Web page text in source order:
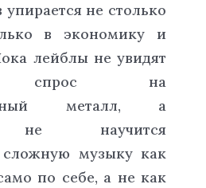
не столько
в экономику и
лейблы не увидят
спрос на
металл, а
не научится
сложную музыку как
по себе, а не как